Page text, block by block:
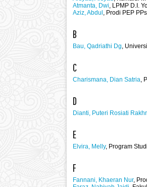
Atmanta, Dwi, LPMP D.I.
Aziz, Abdul , Prodi PEP
B
Bau, Qadriathi Dg,
C
Charismana, Dian Satria,
D
Dianti, Puteri Rosiati
E
Elvira, Melly, Program
F
Fannani, Khaeran Nur,